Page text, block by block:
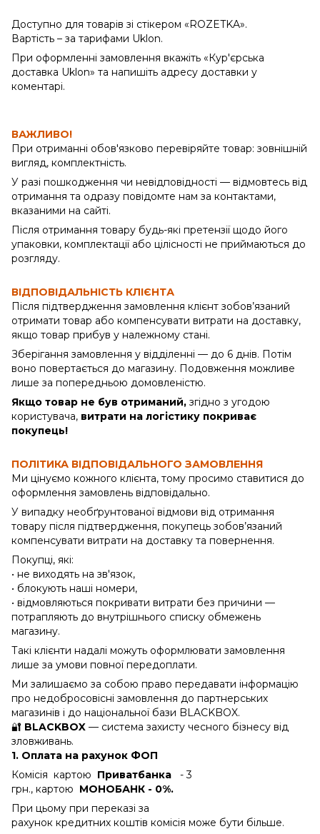
Доступно для товарів зі стікером «ROZETKA».
Вартість – за тарифами Uklon.
При оформленні замовлення вкажіть «Кур'єрська
доставка Uklon» та напишіть адресу доставки у
коментарі.
ВАЖЛИВО!
При отриманні обов'язково перевіряйте товар: зовнішній
вигляд, комплектність.
У разі пошкодження чи невідповідності — відмовтесь від
отримання та одразу повідомте нам за контактами,
вказаними на сайті.
Після отримання товару будь-які претензії щодо його
упаковки, комплектації або цілісності не приймаються до
розгляду.
ВІДПОВІДАЛЬНІСТЬ КЛІЄНТА
Після підтвердження замовлення клієнт зобов’язаний
отримати товар або компенсувати витрати на доставку,
якщо товар прибув у належному стані.
Зберігання замовлення у відділенні — до 6 днів. Потім
воно повертається до магазину. Подовження можливе
лише за попередньою домовленістю.
Якщо товар не був отриманий, згідно з угодою
користувача, витрати на логістику покриває
покупець!
ПОЛІТИКА ВІДПОВІДАЛЬНОГО ЗАМОВЛЕННЯ
Ми цінуємо кожного клієнта, тому просимо ставитися до
оформлення замовлень відповідально.
У випадку необґрунтованої відмови від отримання
товару після підтвердження, покупець зобов’язаний
компенсувати витрати на доставку та повернення.
Покупці, які:
• не виходять на зв'язок,
• блокують наші номери,
• відмовляються покривати витрати без причини —
потрапляють до внутрішнього списку обмежень
магазину.
Такі клієнти надалі можуть оформлювати замовлення
лише за умови повної передоплати.
Ми залишаємо за собою право передавати інформацію
про недобросовісні замовлення до партнерських
магазинів і до національної бази BLACKBOX.
🔐 BLACKBOX — система захисту чесного бізнесу від
зловживань.
1. Оплата на рахунок ФОП
Комісія картою Приватбанка - 3
грн., картою МОНОБАНК - 0%.
При цьому при переказі за
рахунок кредитних коштів комісія може бути більше.